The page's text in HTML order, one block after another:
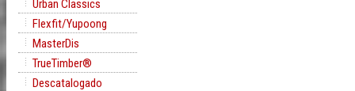
Urban Classics
Flexfit/Yupoong
MasterDis
TrueTimber®
Descatalogado